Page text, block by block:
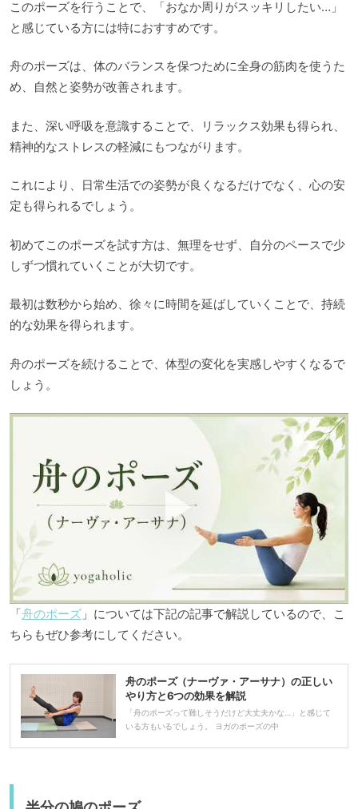
このポーズを行うことで、「おなか周りがスッキリしたい…」
と感じている方には特におすすめです。
舟のポーズは、体のバランスを保つために全身の筋肉を使うた
め、自然と姿勢が改善されます。
また、深い呼吸を意識することで、リラックス効果も得られ、
精神的なストレスの軽減にもつながります。
これにより、日常生活での姿勢が良くなるだけでなく、心の安
定も得られるでしょう。
初めてこのポーズを試す方は、無理をせず、自分のペースで少
しずつ慣れていくことが大切です。
最初は数秒から始め、徐々に時間を延ばしていくことで、持続
的な効果を得られます。
舟のポーズを続けることで、体型の変化を実感しやすくなるで
しょう。
「舟のポーズ」については下記の記事で解説しているので、こ
ちらもぜひ参考にしてください。
舟のポーズ（ナーヴァ・アーサナ）の正しい
やり方と6つの効果を解説
「舟のポーズって難しそうだけど大丈夫かな…」と感じて
いる方もいるでしょう。 ヨガのポーズの中